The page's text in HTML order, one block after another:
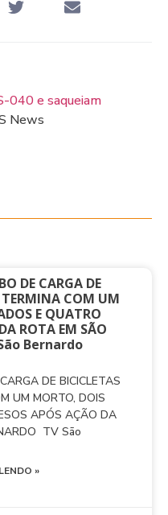
040 e saqueiam
News
DE CARGA DE
TERMINA COM UM
E QUATRO
ROTA EM SÃO
Bernardo
DE BICICLETAS
UM MORTO, DOIS
APÓS AÇÃO DA
TV São
»